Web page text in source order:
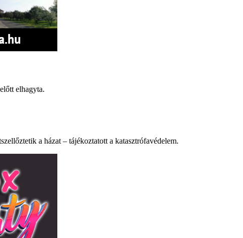
elhagyta.
a házat – tájékoztatott a katasztrófavédelem.